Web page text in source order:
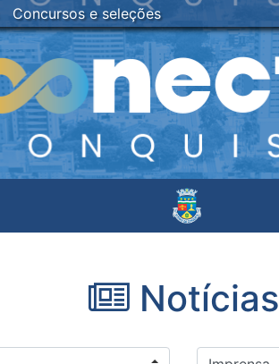
Concursos e seleções
Notícias